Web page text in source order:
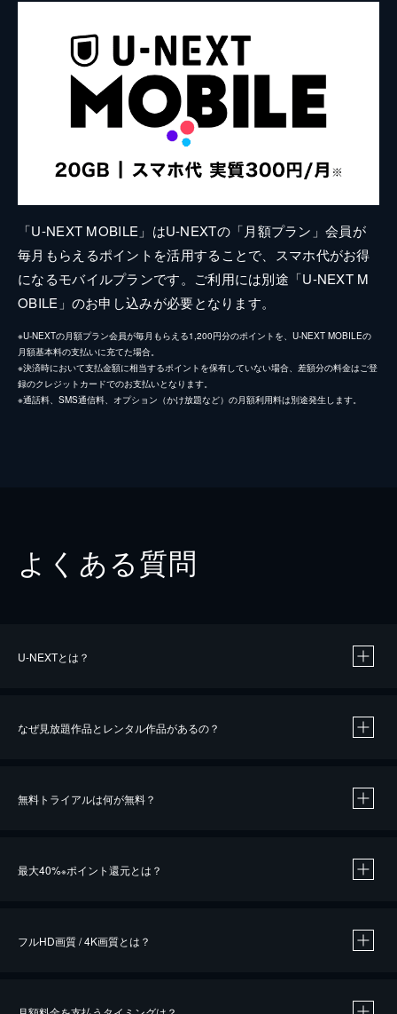
「U-NEXT MOBILE」はU-NEXTの「月額プラン」会員が
毎月もらえるポイントを活用することで、スマホ代がお得
になるモバイルプランです。ご利用には別途「U-NEXT M
OBILE」のお申し込みが必要となります。
※U-NEXTの月額プラン会員が毎月もらえる1,200円分のポイントを、U-NEXT MOBILEの
月額基本料の支払いに充てた場合。
※決済時において支払金額に相当するポイントを保有していない場合、差額分の料金はご登
録のクレジットカードでのお支払いとなります。
※通話料、SMS通信料、オプション（かけ放題など）の月額利用料は別途発生します。
よくある質問
U-NEXTとは？
なぜ見放題作品とレンタル作品があるの？
無料トライアルは何が無料？
最大40%※ポイント還元とは？
フルHD画質 / 4K画質とは？